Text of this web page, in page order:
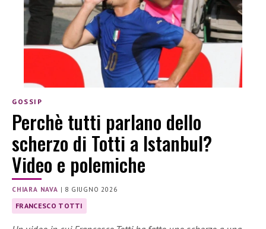
GOSSIP
Perchè tutti parlano dello
scherzo di Totti a Istanbul?
Video e polemiche
CHIARA NAVA | 8 GIUGNO 2026
FRANCESCO TOTTI